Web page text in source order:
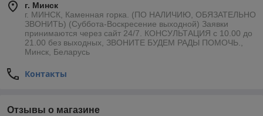
г. Минск
г. МИНСК, Каменная горка. (ПО НАЛИЧИЮ, ОБЯЗАТЕЛЬНО
ЗВОНИТЬ) (Суббота-Воскресение выходной) Заявки
принимаются через сайт 24/7. КОНСУЛЬТАЦИЯ с 10.00 до
21.00 без выходных, ЗВОНИТЕ БУДЕМ РАДЫ ПОМОЧЬ.,
Минск, Беларусь
Контакты
Отзывы о магазине